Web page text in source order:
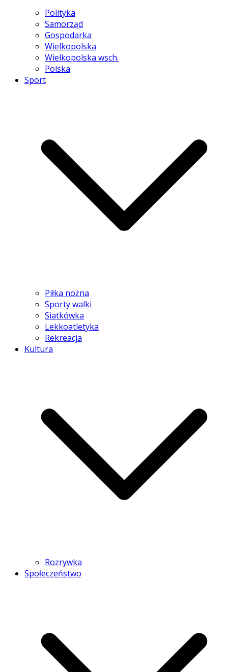
Polityka
Samorząd
Gospodarka
Wielkopolska
Wielkopolska wsch.
Polska
Sport
Piłka nożna
Sporty walki
Siatkówka
Lekkoatletyka
Rekreacja
Kultura
Rozrywka
Społeczeństwo